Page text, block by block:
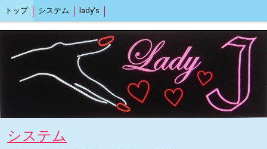
トップ システム lady's
システム